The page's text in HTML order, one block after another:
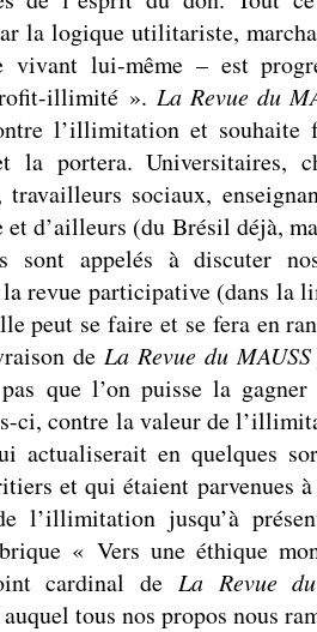
la logique utilitariste,
lui-même – est
illimité ». La Revue du
l’illimitation et souhaite
la portera. Universitaires,
sociaux,
et d’ailleurs (du Brésil déjà,
sont appelés à discuter
revue participative (dans la
peut se faire et se fera en
deLa Revue du
pas que l’on puisse la
ci, contre la valeur de
actualiserait en quelques
et qui étaient parvenues
l’illimitation jusqu’à
« Vers une éthique
cardinal de La Revue
tous nos propos nous